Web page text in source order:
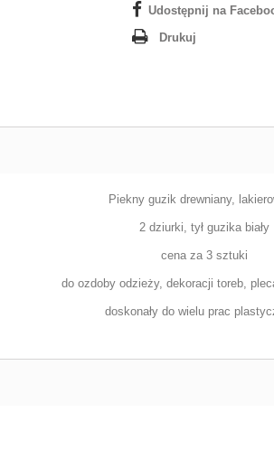
Udostępnij na
Drukuj
Piekny guzik drewniany,
2 dziurki, tył guzika biały
cena za 3 sztuki
do ozdoby odzieży, dekoracji toreb,
doskonały do wielu prac